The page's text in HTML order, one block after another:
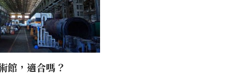
館，適合嗎？